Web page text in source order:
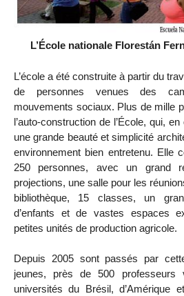
L’École nationale Florestán
L’école a été construite à partir du
de personnes venues des
mouvements sociaux. Plus de mille
l’auto-construction de l’École, qui,
une grande beauté et simplicité
environnement bien entretenu. Elle
250 personnes, avec un grand
projections, une salle pour les
bibliothèque, 15 classes, un
d’enfants et de vastes espaces
petites unités de production agricole.
Depuis 2005 sont passés par
jeunes, près de 500 professeurs
universités du Brésil, d’Amérique